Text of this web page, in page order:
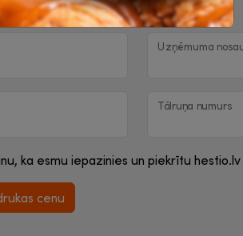
saziņai
Uzņēmuma
Tālruņa numurs
ka esmu iepazinies un piekrītu hestio.lv
cenu